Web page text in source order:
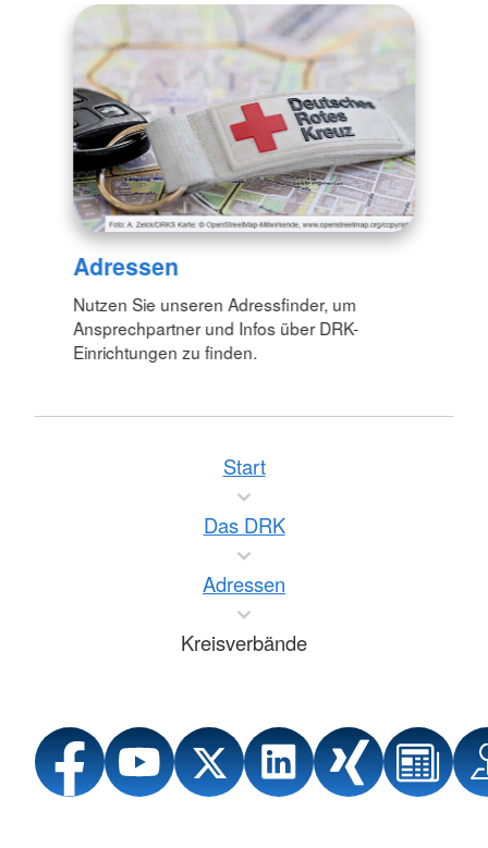
Adressen
Nutzen Sie unseren Adressfinder, um
Ansprechpartner und Infos über DRK-
Einrichtungen zu finden.
Start
Das DRK
Adressen
Kreisverbände